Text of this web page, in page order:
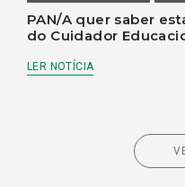
PAN/A quer saber
do Cuidador
LER NOTÍCIA